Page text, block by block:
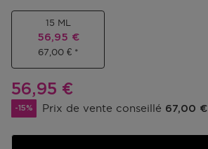
15 ML
Prix promotionnel
56,95 €
67,00 €
Prix promotionnel
56,95 €
-15% Prix de vente conseillé 67,00 €